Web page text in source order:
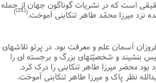
است که در نشریات گوناگون جهان از جمله
میرزا محمّد طاهر تنکابنى آموخت.(
[21]
)
آسمان علم و معرفت بود. در پرتو تلاشهاى
بنشیند و شخصیّتهاى بزرگ و برجسته اى را
محضر میرزا طاهر تنکابنى را درک کرد.
نظر پاک و میرزا طاهر تنکابنى آموخت.